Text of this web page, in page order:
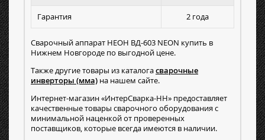
Гарантия 2 года
Сварочный аппарат НЕОН ВД-603 NEON купить в
Нижнем Новгороде по выгодной цене.
Также другие товары из каталогасварочные
инверторы (мма) на нашем сайте.
Интернет-магазин «ИнтерСварка-НН» предоставляет
качественные товары сварочного оборудования с
минимальной наценкой от проверенных
поставщиков, которые всегда имеются в наличии.